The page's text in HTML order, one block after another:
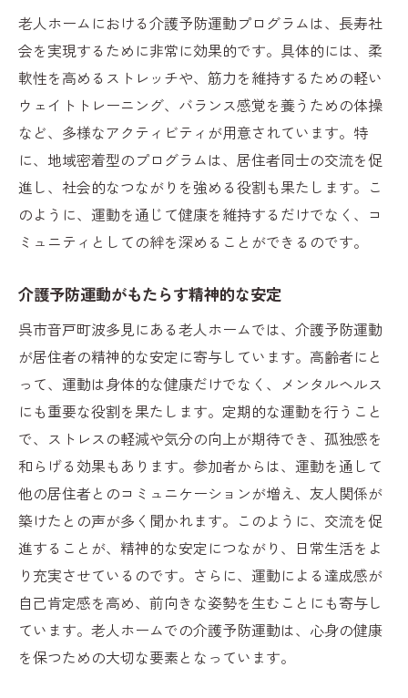
老人ホームにおける介護予防運動プログラムは、長寿社
会を実現するために非常に効果的です。具体的には、柔
軟性を高めるストレッチや、筋力を維持するための軽い
ウェイトトレーニング、バランス感覚を養うための体操
など、多様なアクティビティが用意されています。特
に、地域密着型のプログラムは、居住者同士の交流を促
進し、社会的なつながりを強める役割も果たします。こ
のように、運動を通じて健康を維持するだけでなく、コ
ミュニティとしての絆を深めることができるのです。
介護予防運動がもたらす精神的な安定
呉市音戸町波多見にある老人ホームでは、介護予防運動
が居住者の精神的な安定に寄与しています。高齢者にと
って、運動は身体的な健康だけでなく、メンタルヘルス
にも重要な役割を果たします。定期的な運動を行うこと
で、ストレスの軽減や気分の向上が期待でき、孤独感を
和らげる効果もあります。参加者からは、運動を通して
他の居住者とのコミュニケーションが増え、友人関係が
築けたとの声が多く聞かれます。このように、交流を促
進することが、精神的な安定につながり、日常生活をよ
り充実させているのです。さらに、運動による達成感が
自己肯定感を高め、前向きな姿勢を生むことにも寄与し
ています。老人ホームでの介護予防運動は、心身の健康
を保つための大切な要素となっています。